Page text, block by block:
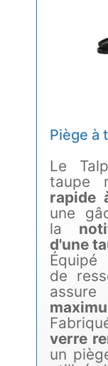
Piège à
Le
taupe
rapide
une
la
d'une
de
verre
un